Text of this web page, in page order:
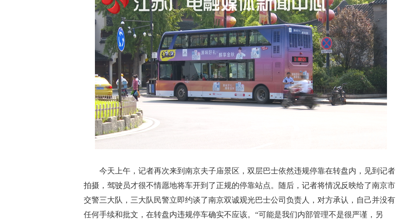
今天上午，记者再次来到南京夫子庙景区，双层巴士依然违规停靠在转盘内，见到记者
拍摄，驾驶员才很不情愿地将车开到了正规的停靠站点。随后，记者将情况反映给了南京市
交警三大队，三大队民警立即约谈了南京双诚观光巴士公司负责人，对方承认，自己并没有
任何手续和批文，在转盘内违规停车确实不应该。“可能是我们内部管理不是很严谨，另